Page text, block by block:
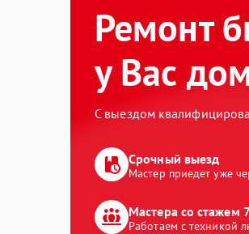
Ремонт
у Вас
С выездом
Срочный выезд
Мастер приедет уже
Мастера со стажем
Работаем с техникой